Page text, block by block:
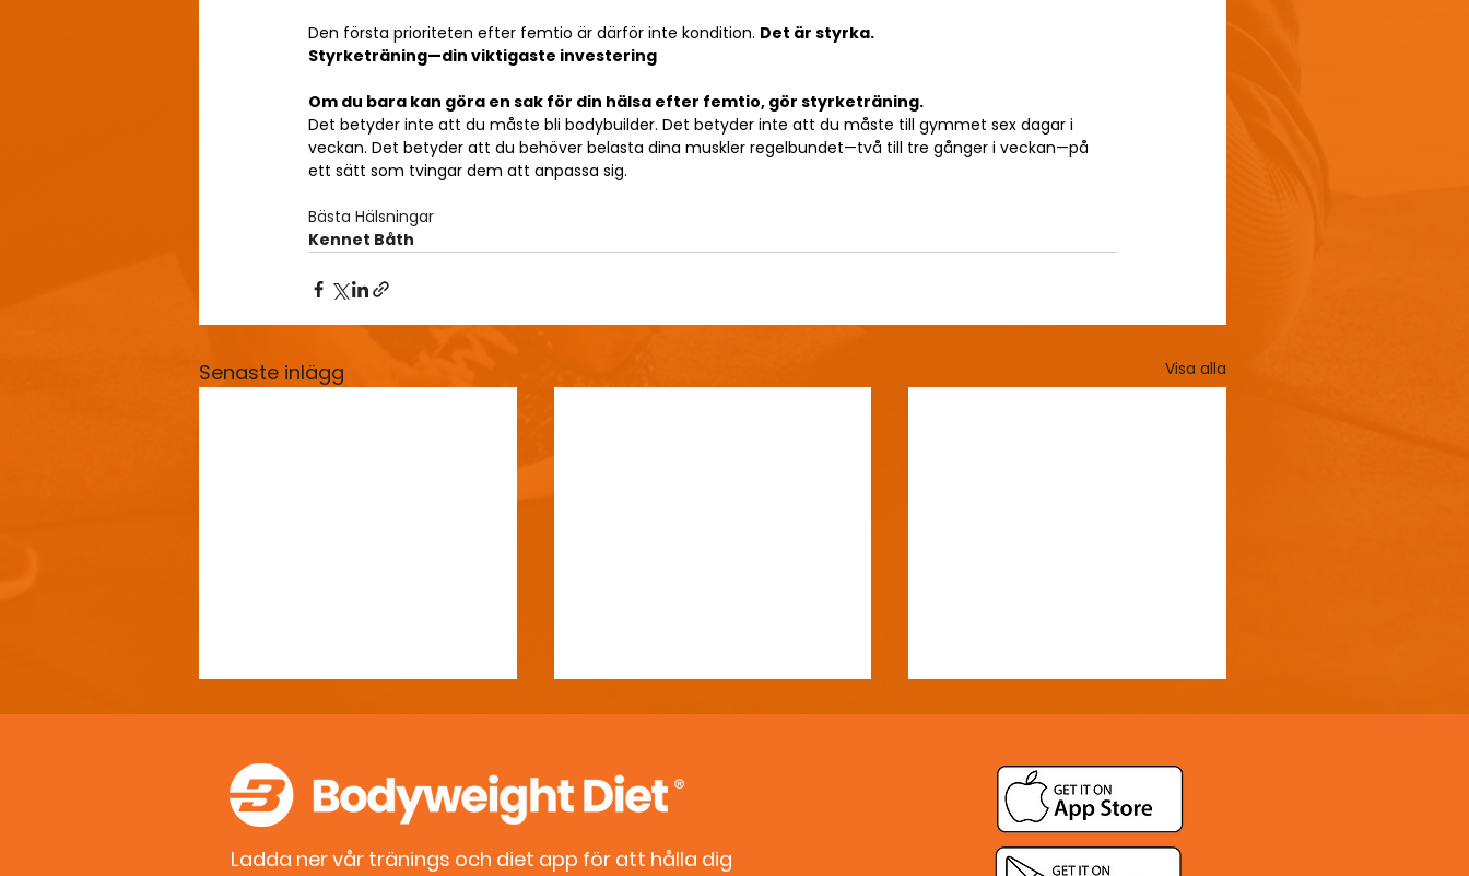
Den första prioriteten efter femtio är därför inte kondition. Det är styrka.
Styrketräning—din viktigaste investering
Om du bara kan göra en sak för din hälsa efter femtio, gör styrketräning.
Det betyder inte att du måste bli bodybuilder. Det betyder inte att du måste till gymmet sex dagar i
veckan. Det betyder att du behöver belasta dina muskler regelbundet—två till tre gånger i veckan—på
ett sätt som tvingar dem att anpassa sig.
Bästa Hälsningar
Kennet Båth
Senaste inlägg Visa alla
Ladda ner vår tränings och diet app för att hålla dig